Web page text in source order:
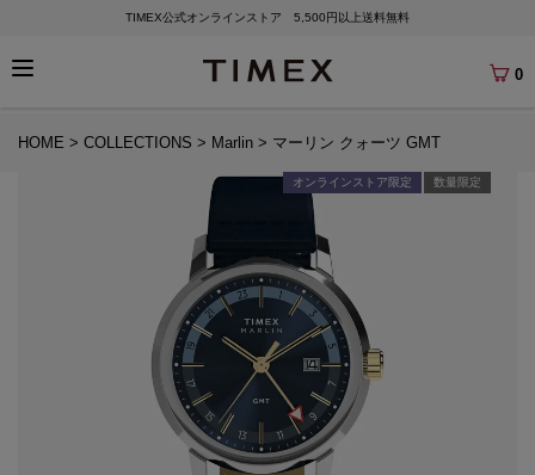
TIMEX公式オンラインストア 5,500円以上送料無料
0
HOME COLLECTIONS Marlin マーリン クォーツ GMT
オンラインストア限定 数量限定